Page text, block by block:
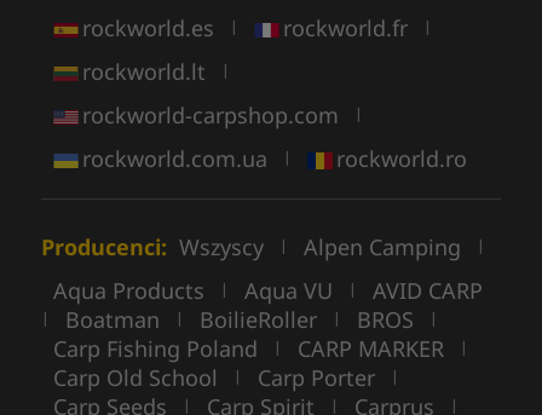
rockworld.es | rockworld.fr |
rockworld.lt |
rockworld-carpshop.com |
rockworld.com.ua | rockworld.ro
Producenci: Wszyscy | Alpen Camping |
Aqua Products | Aqua VU | AVID CARP
| Boatman | BoilieRoller | BROS |
Carp Fishing Poland | CARP MARKER |
Carp Old School | Carp Porter |
Carp Seeds | Carp Spirit | Carprus |